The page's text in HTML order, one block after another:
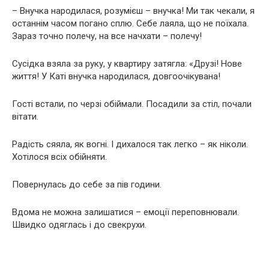
– Внучка народилася, розумієш – внучка! Ми так чекали, я
останнім часом погано сплю. Себе лаяла, що не поїхала.
Зараз точно полечу, на все начхати – полечу!
Сусідка взяла за руку, у квартиру затягла: «Друзі! Нове
життя! У Каті внучка народилася, довгоочікувана!
Гості встали, по черзі обіймали. Посадили за стіл, почали
вітати.
Радість сяяла, як вогні. І дихалося так легко – як ніколи.
Хотілося всіх обійняти.
Повернулась до себе за пів години.
Вдома не можна залишатися – емоції переповнювали.
Швидко одяглась і до свекрухи.